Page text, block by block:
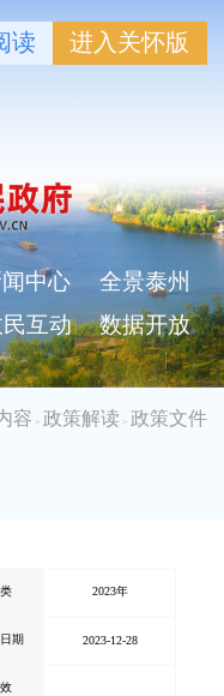
读 进入关怀版
中心
全景泰州
互动 数据开放
容 > 政策解读 > 政策文件
2023年
期 2023-12-28